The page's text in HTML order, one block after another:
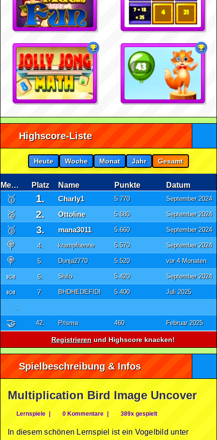
Highscore-Liste
Heute Woche Monat Jahr Gesamt
Medaille Platz Name Punkte Datum
🥇 1. Charly1 5.770 September 2024
🥈 2. Ottoline 5.680 September 2024
🥉 3. mana3011 5.660 September 2024
🍭 4. krampfhenne 5.570 September 2024
🍭 5. Dunja2770 5.520 vor 4 Monaten
🍬 6. Shilo 5.420 September 2024
🍬 7. BHDHEDEFIDI 5.400 Juli 2025
...
🤝 42. Prisma 460 Februar 2025
Registrieren und Highscore knacken!
Spielbeschreibung & Infos
Multiplication Bird Image Uncover
Lernspiele | 0 Kommentare | 389x gespielt
In diesem schönen Lernspiel ist ein Vogelbild unter